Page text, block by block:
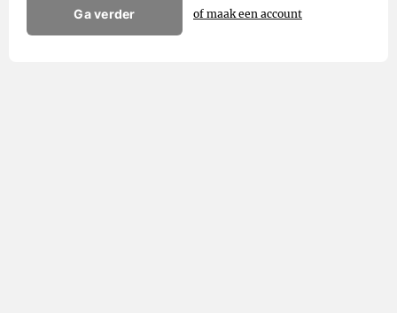
Ga verder of maak een account